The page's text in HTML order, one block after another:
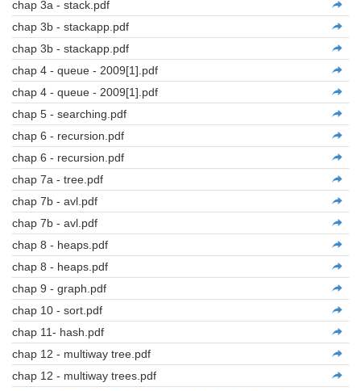
chap 3a - stack.pdf
chap 3b - stackapp.pdf
chap 3b - stackapp.pdf
chap 4 - queue - 2009[1].pdf
chap 4 - queue - 2009[1].pdf
chap 5 - searching.pdf
chap 6 - recursion.pdf
chap 6 - recursion.pdf
chap 7a - tree.pdf
chap 7b - avl.pdf
chap 7b - avl.pdf
chap 8 - heaps.pdf
chap 8 - heaps.pdf
chap 9 - graph.pdf
chap 10 - sort.pdf
chap 11- hash.pdf
chap 12 - multiway tree.pdf
chap 12 - multiway trees.pdf